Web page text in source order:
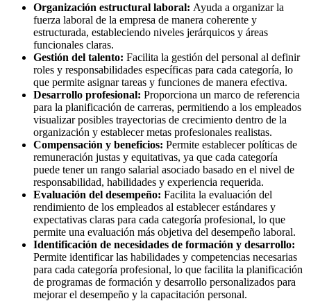
Organización estructural laboral: Ayuda a organizar la
fuerza laboral de la empresa de manera coherente y
estructurada, estableciendo niveles jerárquicos y áreas
funcionales claras.
Gestión del talento: Facilita la gestión del personal al definir
roles y responsabilidades específicas para cada categoría, lo
que permite asignar tareas y funciones de manera efectiva.
Desarrollo profesional: Proporciona un marco de referencia
para la planificación de carreras, permitiendo a los empleados
visualizar posibles trayectorias de crecimiento dentro de la
organización y establecer metas profesionales realistas.
Compensación y beneficios: Permite establecer políticas de
remuneración justas y equitativas, ya que cada categoría
puede tener un rango salarial asociado basado en el nivel de
responsabilidad, habilidades y experiencia requerida.
Evaluación del desempeño: Facilita la evaluación del
rendimiento de los empleados al establecer estándares y
expectativas claras para cada categoría profesional, lo que
permite una evaluación más objetiva del desempeño laboral.
Identificación de necesidades de formación y desarrollo:
Permite identificar las habilidades y competencias necesarias
para cada categoría profesional, lo que facilita la planificación
de programas de formación y desarrollo personalizados para
mejorar el desempeño y la capacitación personal.